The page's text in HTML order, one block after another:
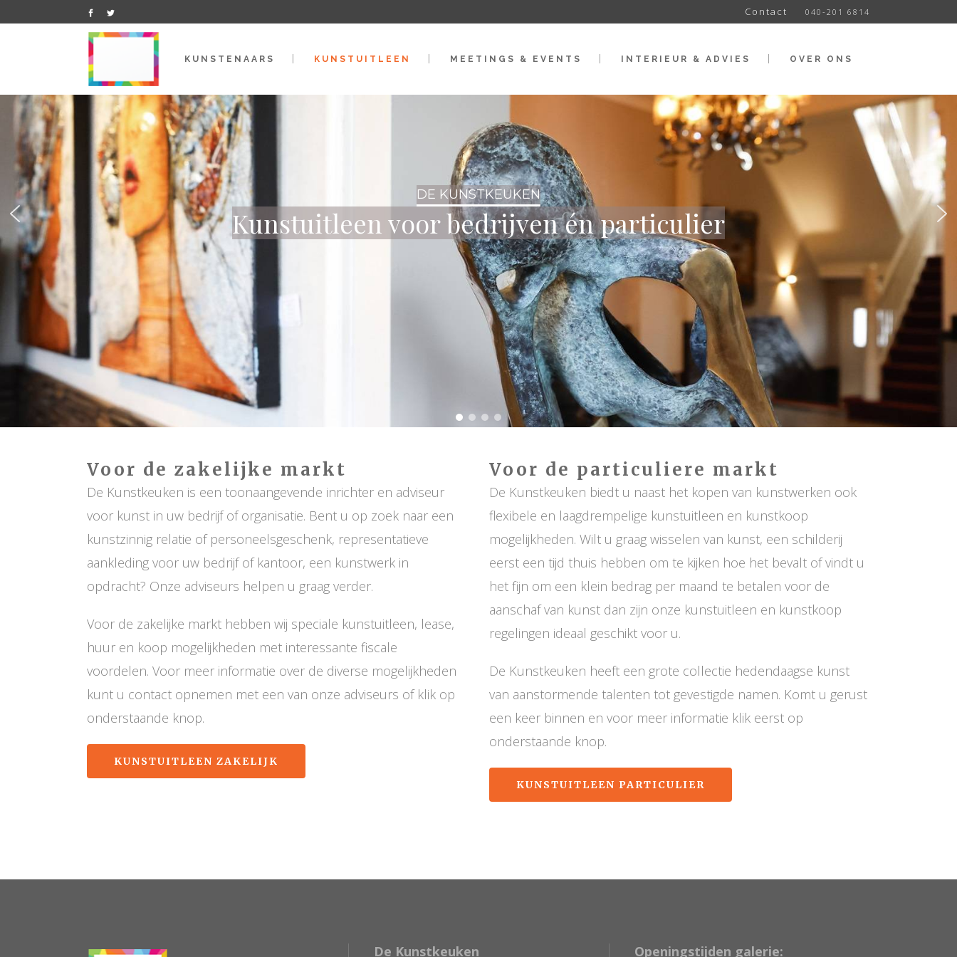
Contact 040-201 6814
KUNSTENAARS KUNSTUITLEEN MEETINGS & EVENTS INTERIEUR & ADVIES OVER ONS
DE KUNSTKEUKEN
Kunstuitleen voor bedrijven én particulier
Voor de zakelijke markt
De Kunstkeuken is een toonaangevende inrichter en adviseur
voor kunst in uw bedrijf of organisatie. Bent u op zoek naar een
kunstzinnig relatie of personeelsgeschenk, representatieve
aankleding voor uw bedrijf of kantoor, een kunstwerk in
opdracht? Onze adviseurs helpen u graag verder.
Voor de zakelijke markt hebben wij speciale kunstuitleen, lease,
huur en koop mogelijkheden met interessante fiscale
voordelen. Voor meer informatie over de diverse mogelijkheden
kunt u contact opnemen met een van onze adviseurs of klik op
onderstaande knop.
KUNSTUITLEEN ZAKELIJK
Voor de particuliere markt
De Kunstkeuken biedt u naast het kopen van kunstwerken ook
flexibele en laagdrempelige kunstuitleen en kunstkoop
mogelijkheden. Wilt u graag wisselen van kunst, een schilderij
eerst een tijd thuis hebben om te kijken hoe het bevalt of vindt u
het fijn om een klein bedrag per maand te betalen voor de
aanschaf van kunst dan zijn onze kunstuitleen en kunstkoop
regelingen ideaal geschikt voor u.
De Kunstkeuken heeft een grote collectie hedendaagse kunst
van aanstormende talenten tot gevestigde namen. Komt u gerust
een keer binnen en voor meer informatie klik eerst op
onderstaande knop.
KUNSTUITLEEN PARTICULIER
De Kunstkeuken Openingstijden galerie: